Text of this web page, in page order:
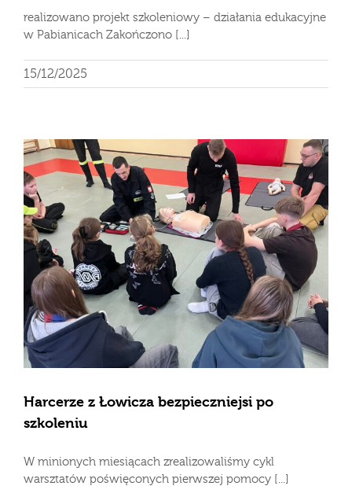
realizowano projekt szkoleniowy – działania edukacyjne
w Pabianicach Zakończono [...]
15/12/2025
Harcerze z Łowicza bezpieczniejsi po
szkoleniu
W minionych miesiącach zrealizowaliśmy cykl
warsztatów poświęconych pierwszej pomocy [...]